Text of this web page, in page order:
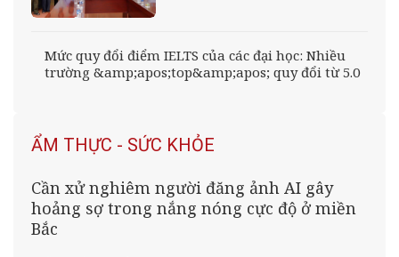
Mức quy đổi điểm IELTS của các đại học: Nhiều
trường &amp;apos;top&amp;apos; quy đổi từ 5.0
ẨM THỰC - SỨC KHỎE
Cần xử nghiêm người đăng ảnh AI gây
hoảng sợ trong nắng nóng cực độ ở miền
Bắc